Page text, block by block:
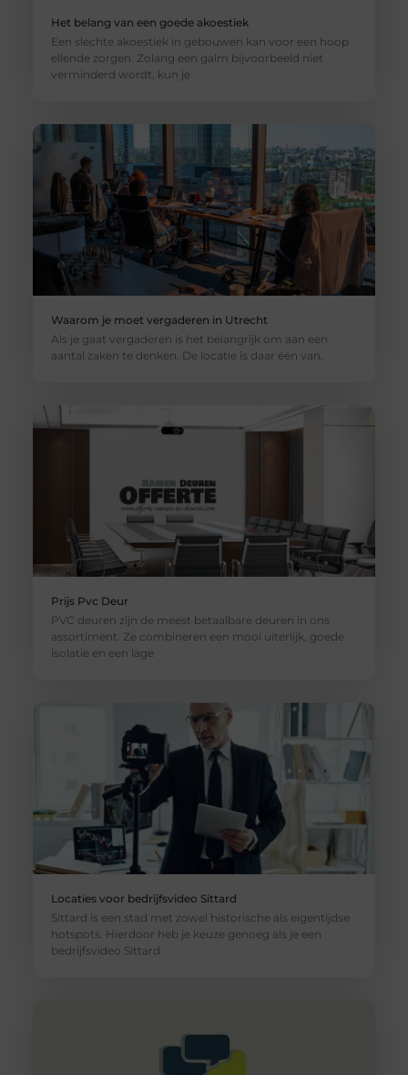
Het belang van een goede akoestiek
Een slechte akoestiek in gebouwen kan voor een hoop
ellende zorgen. Zolang een galm bijvoorbeeld niet
verminderd wordt, kun je
Waarom je moet vergaderen in Utrecht
Als je gaat vergaderen is het belangrijk om aan een
aantal zaken te denken. De locatie is daar één van,
Prijs Pvc Deur
PVC deuren zijn de meest betaalbare deuren in ons
assortiment. Ze combineren een mooi uiterlijk, goede
isolatie en een lage
Locaties voor bedrijfsvideo Sittard
Sittard is een stad met zowel historische als eigentijdse
hotspots. Hierdoor heb je keuze genoeg als je een
bedrijfsvideo Sittard